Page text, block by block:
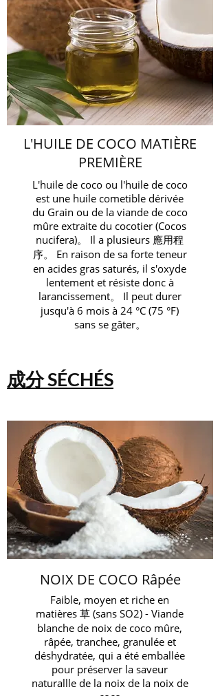
L'HUILE DE COCO MATIÈRE
PREMIÈRE
L'huile de coco ou l'huile de coco
est une huile cometible dérivée
du Grain ou de la viande de coco
mûre extraite du cocotier (Cocos
nucifera)。 Il a plusieurs 應用程
序。 En raison de sa forte teneur
en acides gras saturés, il s'oxyde
lentement et résiste donc à
larancissement。 Il peut durer
jusqu'à 6 mois à 24 °C (75 °F)
sans se gâter。
成分 SÉCHÉS
NOIX DE COCO Râpée
Faible, moyen et riche en
matières 草 (sans SO2) - Viande
blanche de noix de coco mûre,
râpée, tranchee, granulée et
déshydratée, qui a été emballée
pour préserver la saveur
naturallle de la noix de la noix de